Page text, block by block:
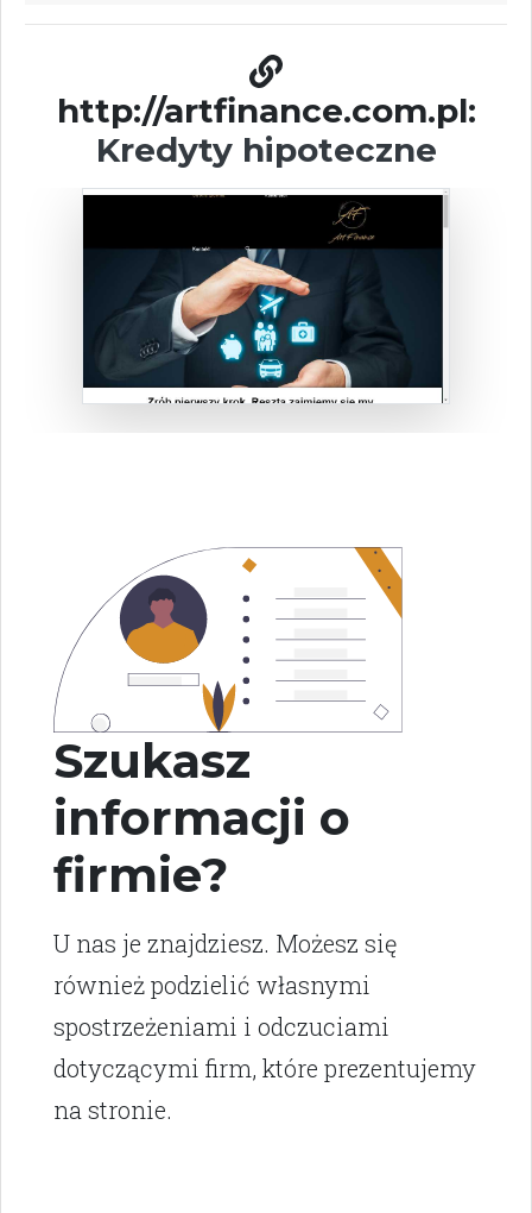
http://artfinance.com.pl:
Kredyty hipoteczne
Szukasz
informacji o
firmie?
U nas je znajdziesz. Możesz się
również podzielić własnymi
spostrzeżeniami i odczuciami
dotyczącymi firm, które prezentujemy
na stronie.